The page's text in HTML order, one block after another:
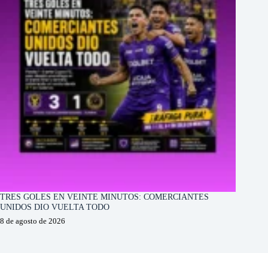
TRES GOLES EN VEINTE MINUTOS: COMERCIANTES
UNIDOS DIO VUELTA TODO
8 de agosto de 2026